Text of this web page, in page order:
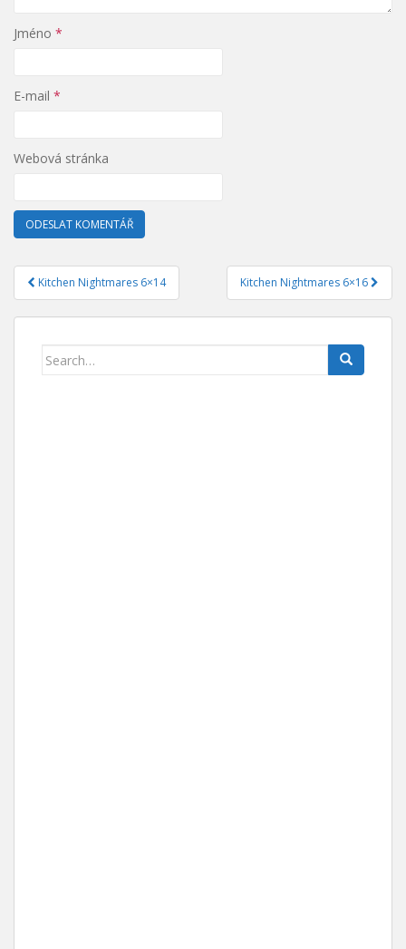
Jméno *
E-mail *
Webová stránka
Navigace pro příspěvek
Kitchen Nightmares 6×14 Kitchen Nightmares 6×16
Search for: